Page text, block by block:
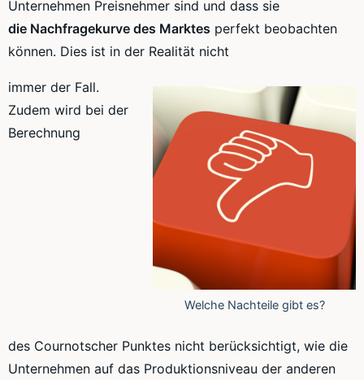
Unternehmen Preisnehmer sind und dass sie
die Nachfragekurve des Marktes perfekt beobachten
können. Dies ist in der Realität nicht
Welche Nachteile gibt es?
immer der Fall.
Zudem wird bei der
Berechnung
des Cournotscher Punktes nicht berücksichtigt, wie die
Unternehmen auf das Produktionsniveau der anderen